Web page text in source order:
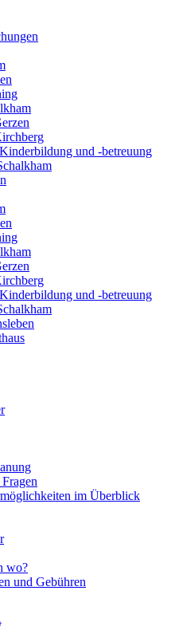
und -betreuung
und -betreuung
im Überblick
wo?
und Gebühren